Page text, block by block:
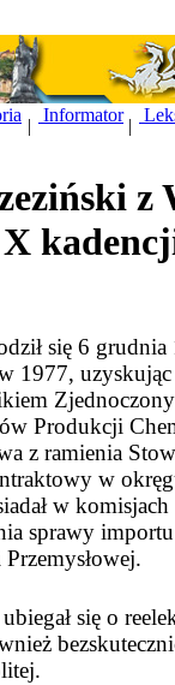
|
Informator
|
z
X
się 6
1977,
Produkcji
z ramienia
w
w
sprawy
się o